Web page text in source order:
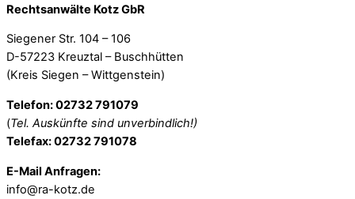
Rechtsanwälte Kotz GbR
Siegener Str. 104 – 106
D-57223 Kreuztal – Buschhütten
(Kreis Siegen – Wittgenstein)
Telefon: 02732 791079
(Tel. Auskünfte sind unverbindlich!)
Telefax: 02732 791078
E-Mail Anfragen:
info@ra-kotz.de